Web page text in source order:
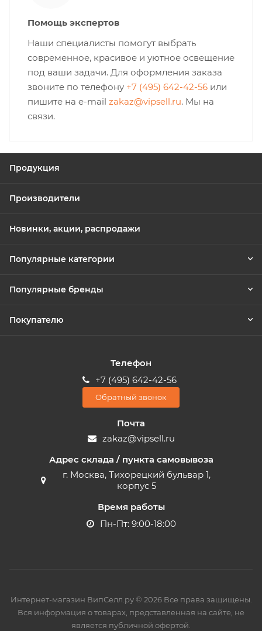
Помощь экспертов
Наши специалисты помогут выбрать
современное, красивое и уютное освещение
под ваши задачи. Для оформления заказа
звоните по телефону +7 (495) 642-42-56 или
пишите на e-mail zakaz@vipsell.ru. Мы на
связи.
Продукция
Производители
Новинки, акции, распродажи
Популярные категории
Популярные бренды
Покупателю
Телефон
+7 (495) 642-42-56
Обратный звонок
Почта
zakaz@vipsell.ru
Адрес склада / пункта самовывоза
г. Москва, Тихорецкий бульвар 1,
корпус 5
Время работы
Пн-Пт: 9:00-18:00
Интернет-магазин ВипСелл.ру © 2026 Все права защищены.
Вся информация о товарах, представленная на сайте, не
является публичной офертой.